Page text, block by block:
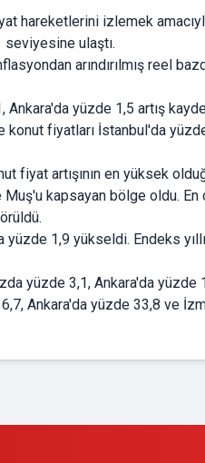
hareketlerini izlemek
ulaştı.
arındırılmış reel
Ankara'da yüzde 1,5 artış
fiyatları İstanbul'da
fiyat artışının en yüksek
kapsayan bölge oldu. En
yüzde 1,9 yükseldi. Endeks
yüzde 3,1, Ankara'da
Ankara'da yüzde 33,8 ve